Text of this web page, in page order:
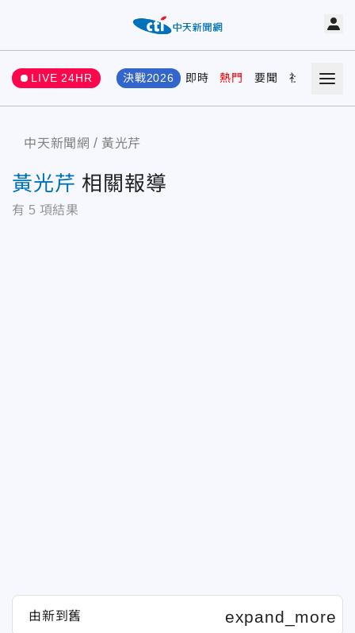
LIVE 24HR 決戰2026 即時 熱門 要聞 社會 娛樂
中天新聞網 黃光芹
黃光芹 相關報導
有 5 項結果